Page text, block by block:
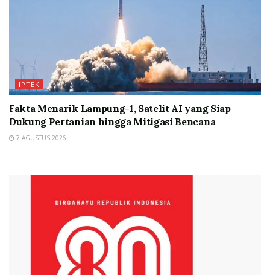
IPTEK
Fakta Menarik Lampung-1, Satelit AI yang Siap
Dukung Pertanian hingga Mitigasi Bencana
7 AGUSTUS 2026